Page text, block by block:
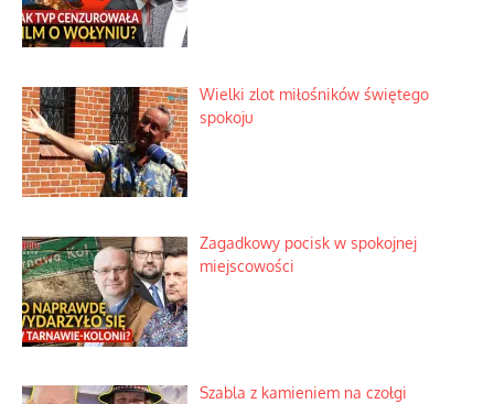
Wielki zlot miłośników świętego
spokoju
Zagadkowy pocisk w spokojnej
miejscowości
Szabla z kamieniem na czołgi